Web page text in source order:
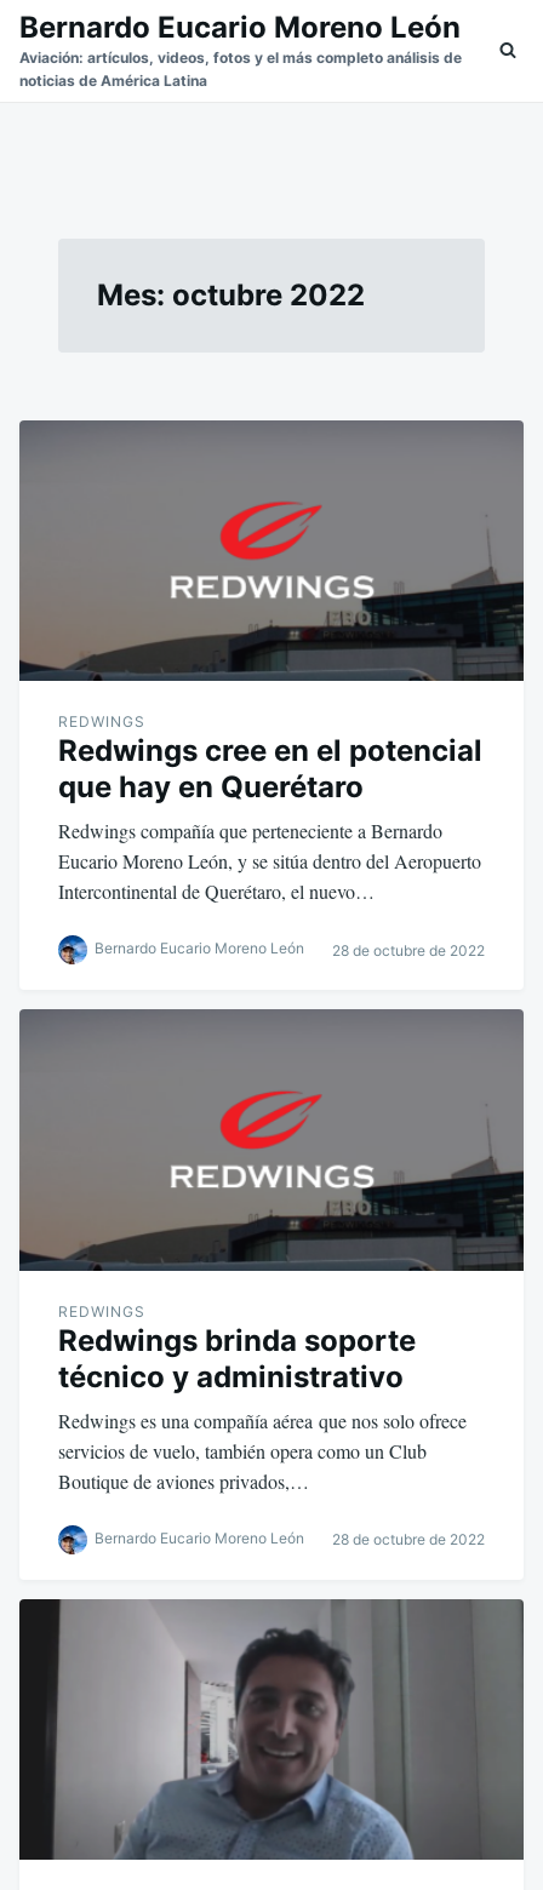
Saltar
contenido
Buscar:
Bernardo Eucario Moreno León
Aviación: artículos, videos, fotos y el más completo análisis de
noticias de América Latina
Mes: octubre 2022
REDWINGS
Redwings cree en el potencial
que hay en Querétaro
Redwings compañía que perteneciente a Bernardo
Eucario Moreno León, y se sitúa dentro del Aeropuerto
Intercontinental de Querétaro, el nuevo…
Bernardo Eucario Moreno León 28 de octubre de 2022
REDWINGS
Redwings brinda soporte
técnico y administrativo
Redwings es una compañía aérea que nos solo ofrece
servicios de vuelo, también opera como un Club
Boutique de aviones privados,…
Bernardo Eucario Moreno León 28 de octubre de 2022